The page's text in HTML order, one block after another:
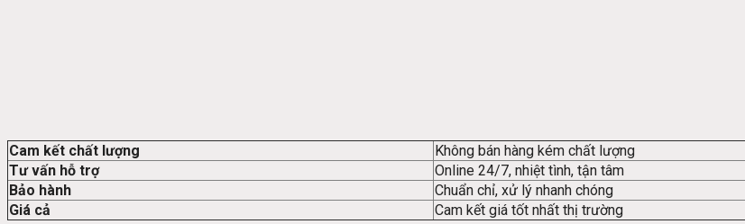
Cam kết chất lượng
Không bán hàng kém chất lượng
Tư vấn hỗ trợ
Online 24/7, nhiệt tình, tận tâm
Bảo hành
Chuẩn chỉ, xử lý nhanh chóng
Giá cả
Cam kết giá tốt nhất thị trường